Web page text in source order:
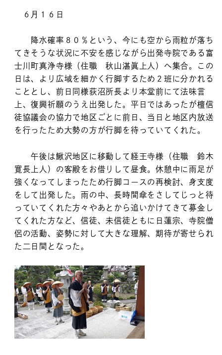
６月１６日
降水確率８０％という、今にも空から雨粒が落ち
てきそうな状況に不安を感じながら出発寺院である富
士川町真浄寺様（住職 秋山湛眞上人）へ集合。この
日は、より広域を細かく行脚するため２班に分かれる
こととし、前日同様荻沼所長より本堂前にて法味言
上、復興祈願のうえ出発した。平日ではあったが檀信
徒協議会の協力で地区ごとに前日、当日と地区内放送
を行ったため大勢の方が行脚を待っていてくれた。
午後は鰍沢地区に移動して経王寺様（住職 鈴木
寛長上人）の客殿をお借りして昼食。休憩中に雨足が
強くなってしまったため行脚コースの再検討、身支度
をして出発した。雨の中、長時間傘をさしてじっと待
っていてくれた方々やあとから追いかけてきて募金し
てくれた方など、信徒、未信徒ともに日蓮宗、寺院僧
侶の活動、姿勢に対して大きな理解、期待が寄せられ
た二日間となった。